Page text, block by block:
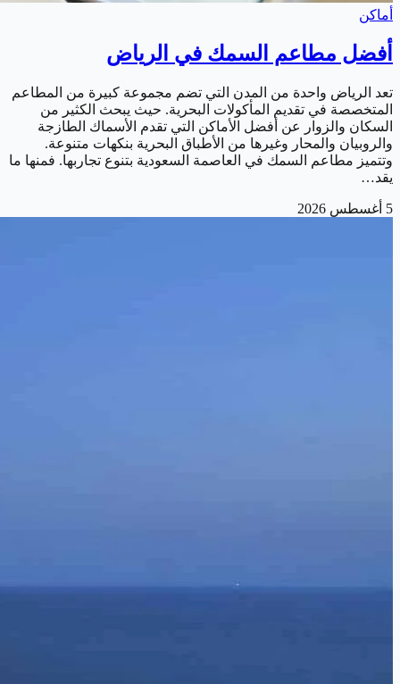
أماكن
أفضل مطاعم السمك في الرياض
تعد الرياض واحدة من المدن التي تضم مجموعة كبيرة من المطاعم
المتخصصة في تقديم المأكولات البحرية. حيث يبحث الكثير من
السكان والزوار عن أفضل الأماكن التي تقدم الأسماك الطازجة
والروبيان والمحار وغيرها من الأطباق البحرية بنكهات متنوعة.
وتتميز مطاعم السمك في العاصمة السعودية بتنوع تجاربها. فمنها ما
يقد…
5 أغسطس 2026